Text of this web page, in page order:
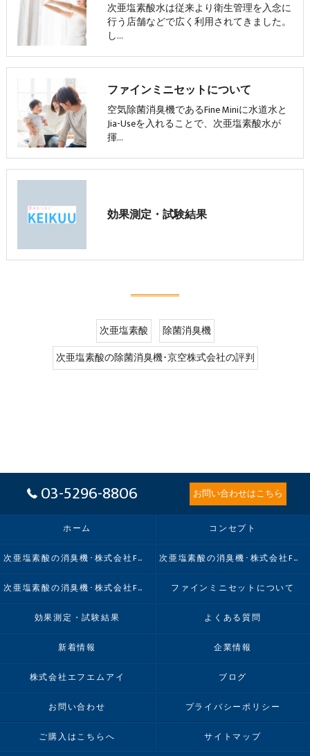
次亜塩素酸水は従来より衛生管理を入念に
行う店舗などで広く利用されてきました。
し…
ファインミニセットについて
空気除菌消臭機であるFine Miniに水道水と
Jia-Useを入れることで、次亜塩素酸水が
揮…
効果測定・試験結果
次亜塩素酸
除菌消臭機
次亜塩素酸の除菌消臭機･京空株式会社の評判
03-5296-8806 お問い合わせはこちら
ホーム コンセプト
次亜塩素酸の消臭機･株式会社FMIの口コミ情報 次亜塩素酸の消臭機･株式会社FMIの評判
次亜塩素酸の消臭機･株式会社FMIのお客様の声 ファインミニセットについて
効果測定・試験結果 よくある質問
新着情報 企業情報
株式会社エフエムアイ ブログ
お問い合わせ プライバシーポリシー
ご購入はこちらへ サイトマップ